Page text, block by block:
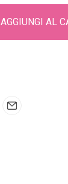
AGGIUNGI AL